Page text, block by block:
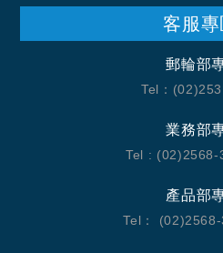
里（9.5 公里）。
您可到 SPA 慰勞一下自己，這
中心等其他度假設施。此飯店的
賓服務和野餐區。藉助免費海灘
您可以到餐廳享用一頓美餐；也
者可以待在房間裡，享受飯店的
天一次免費招待會舉行免費招待
務。這家飯店的活動設施包括會
客服專
郵輪部
Tel：
業務部
Tel : (02)2568-
產品部
Tel：